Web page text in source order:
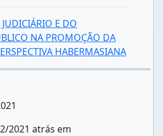
E DO
NA PROMOÇÃO DA
HABERMASIANA
2021 atrás em